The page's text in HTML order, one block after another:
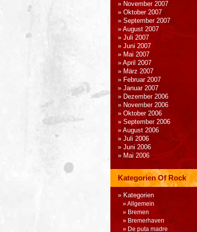
November 2007
Oktober 2007
September 2007
August 2007
Juli 2007
Juni 2007
Mai 2007
April 2007
März 2007
Februar 2007
Januar 2007
Dezember 2006
November 2006
Oktober 2006
September 2006
August 2006
Juli 2006
Juni 2006
Mai 2006
Kategorien Of Rock
Kategorien
Allgemein
Bremen
Bremerhaven
De puta madre